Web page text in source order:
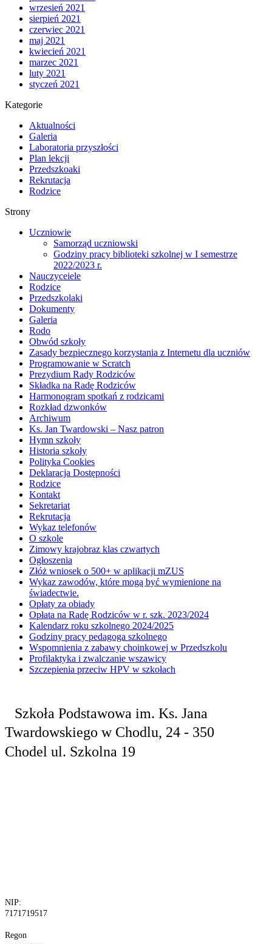
wrzesień 2021
sierpień 2021
czerwiec 2021
maj 2021
kwiecień 2021
marzec 2021
luty 2021
styczeń 2021
Kategorie
Aktualności
Galeria
Laboratoria przyszłości
Plan lekcji
Przedszkoaki
Rekrutacja
Rodzice
Strony
Uczniowie
Samorząd uczniowski
Godziny pracy biblioteki szkolnej w I semestrze
2022/2023 r.
Nauczyceiele
Rodzice
Przedszkolaki
Dokumenty
Galeria
Rodo
Obwód szkoły
Zasady bezpiecznego korzystania z Internetu dla uczniów
Programowanie w Scratch
Prezydium Rady Rodziców
Składka na Radę Rodziców
Harmonogram spotkań z rodzicami
Rozkład dzwonków
Archiwum
Ks. Jan Twardowski – Nasz patron
Hymn szkoły
Historia szkoły
Polityka Cookies
Deklaracja Dostępności
Rodzice
Kontakt
Sekretariat
Rekrutacja
Wykaz telefonów
O szkole
Zimowy krajobraz klas czwartych
Ogłoszenia
Złóż wniosek o 500+ w aplikacji mZUS
Wykaz zawodów, które mogą być wymienione na
świadectwie.
Opłaty za obiady
Opłata na Radę Rodziców w r. szk. 2023/2024
Kalendarz roku szkolnego 2024/2025
Godziny pracy pedagoga szkolnego
Wspomnienia z zabawy choinkowej w Przedszkolu
Profilaktyka i zwalczanie wszawicy
Szczepienia przeciw HPV w szkołach
Szkoła Podstawowa im. Ks. Jana
Twardowskiego w Chodlu, 24 - 350
Chodel ul. Szkolna 19
NIP:
7171719517
Regon